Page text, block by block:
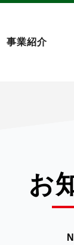
事業紹介
お